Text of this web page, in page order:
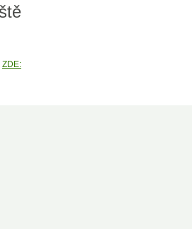
ZDE: